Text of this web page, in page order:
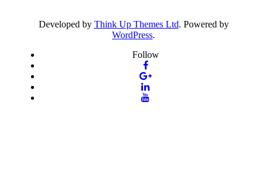
Developed by Think Up Themes Ltd. Powered by
WordPress.
Follow